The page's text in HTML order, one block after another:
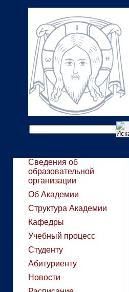
Сведения об
образовательной
организации
Об Академии
Структура Академии
Кафедры
Учебный процесс
Студенту
Абитуриенту
Новости